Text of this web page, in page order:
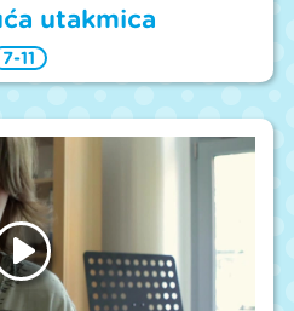
utakmica
7-11